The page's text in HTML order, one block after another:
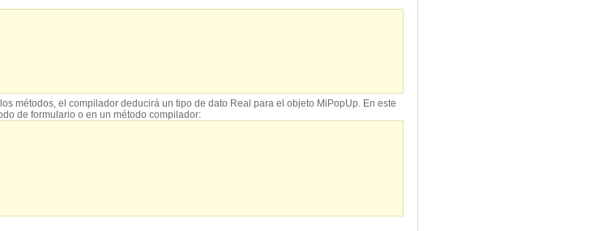
métodos, el compilador deducirá un tipo de dato Real para el objeto MiPopUp. En este
de formulario o en un método compilador: